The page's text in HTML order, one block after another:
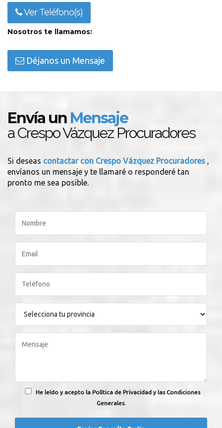
Ver Teléfono(s)
Nosotros te llamamos:
Déjanos un Mensaje
Envía un Mensaje
a Crespo Vázquez Procuradores
Si deseas contactar con Crespo Vázquez Procuradores ,
envíanos un mensaje y te llamaré o responderé tan
pronto me sea posible.
He leído y acepto la Política de Privacidad y las Condiciones
Generales.